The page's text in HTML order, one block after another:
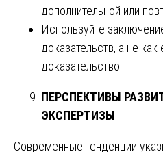
дополнительной или
Используйте
доказательств, а не
доказательство
ПЕРСПЕКТИВЫ
ЭКСПЕРТИЗЫ
Современные тенденции